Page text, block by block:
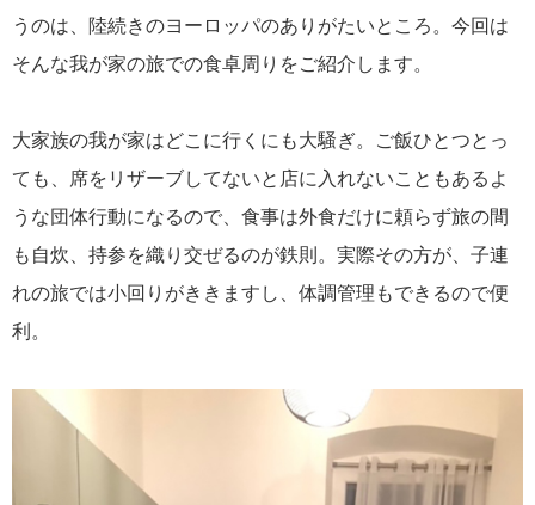
うのは、陸続きのヨーロッパのありがたいところ。今回は
そんな我が家の旅での食卓周りをご紹介します。
大家族の我が家はどこに行くにも大騒ぎ。ご飯ひとつとっ
ても、席をリザーブしてないと店に入れないこともあるよ
うな団体行動になるので、食事は外食だけに頼らず旅の間
も自炊、持参を織り交ぜるのが鉄則。実際その方が、子連
れの旅では小回りがききますし、体調管理もできるので便
利。